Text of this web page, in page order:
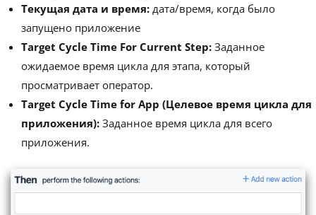
Текущая дата и время: дата/время, когда было
запущено приложение
Target Cycle Time For Current Step: Заданное
ожидаемое время цикла для этапа, который
просматривает оператор.
Target Cycle Time for App (Целевое время цикла для
приложения): Заданное время цикла для всего
приложения.